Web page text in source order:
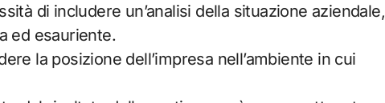
di includere un’analisi della situazione aziendale,
ed esauriente.
la posizione dell’impresa nell’ambiente in cui